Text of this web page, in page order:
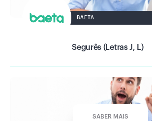
BAETA
Segurês (Letras J, L)
SABER MAIS